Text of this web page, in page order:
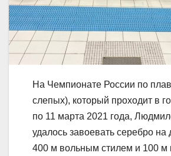
На Чемпионате России по
слепых), который проходит в
по 11 марта 2021 года,
удалось завоевать серебро на
400 м вольным стилем и 100 м